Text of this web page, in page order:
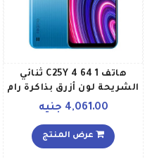
هاتف C25Y 4 64 1 ثنائي
الشريحة لون أزرق بذاكرة رام
سعة 4 جيجابايت وذاكرة
ويدعم تقنية 4G LTE
4,061.00 جنيه
عرض المنتج